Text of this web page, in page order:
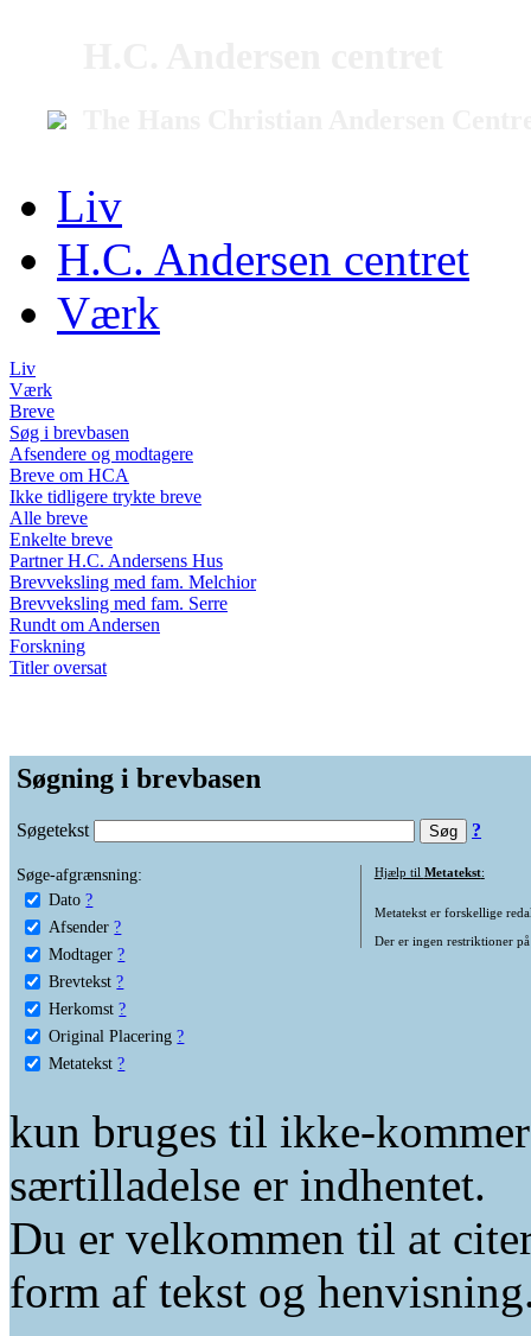
Liv
H.C. Andersen centret
Værk
Liv
Værk
Breve
Søg i brevbasen
Afsendere og modtagere
Breve om HCA
Ikke tidligere trykte breve
Alle breve
Enkelte breve
Partner H.C. Andersens Hus
Brevveksling med fam. Melchior
Brevveksling med fam. Serre
Rundt om Andersen
Forskning
Titler oversat
Søgning i brevbasen
Søgetekst ?
Søge-afgrænsning:
Dato ?
Afsender ?
Modtager ?
Brevtekst ?
Herkomst ?
Original Placering ?
Metatekst ?
Hjælp til Metatekst:
Metatekst er forskellige
Der er ingen restriktioner
kun bruges til ikke-
særtilladelse er indhentet.
Du er velkommen til at
form af tekst og